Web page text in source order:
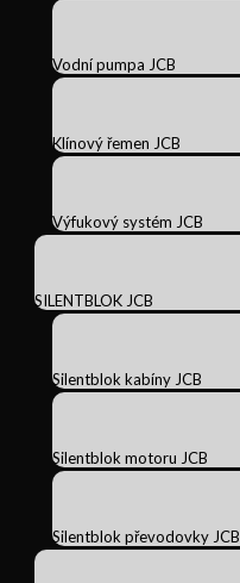
Vodní pumpa JCB
Klínový řemen JCB
Výfukový systém JCB
SILENTBLOK JCB
Silentblok kabíny JCB
Silentblok motoru JCB
Silentblok převodovky JCB